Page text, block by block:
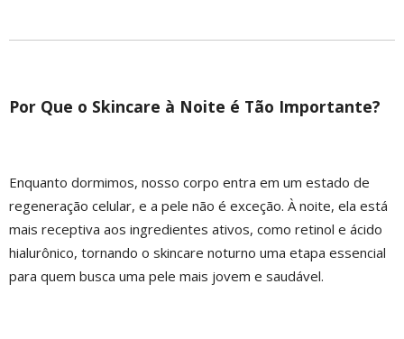
Por Que o Skincare à Noite é Tão Importante?
Enquanto dormimos, nosso corpo entra em um estado de
regeneração celular, e a pele não é exceção. À noite, ela está
mais receptiva aos ingredientes ativos, como retinol e ácido
hialurônico, tornando o skincare noturno uma etapa essencial
para quem busca uma pele mais jovem e saudável.